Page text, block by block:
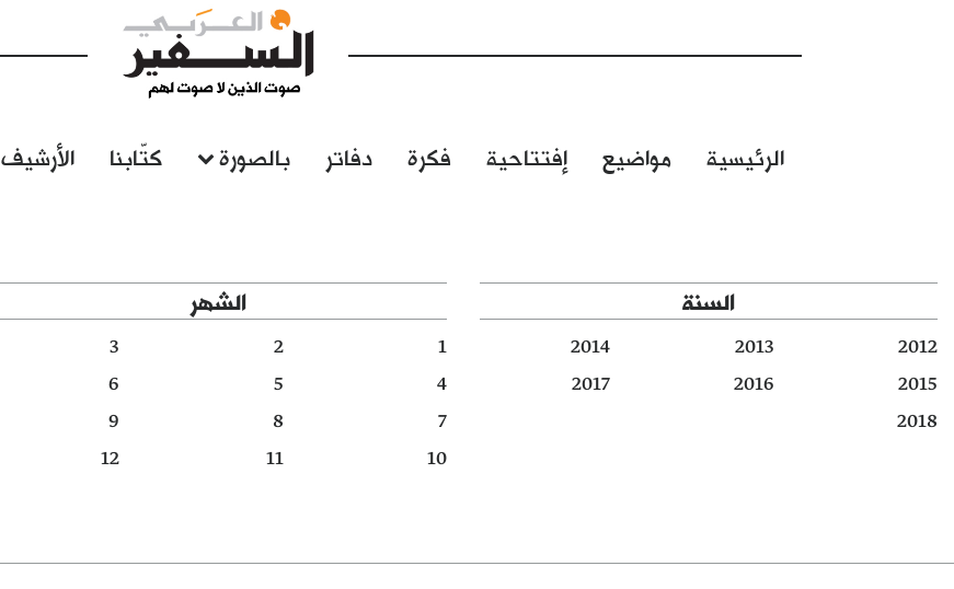
الرئيسية مواضيع إفتتاحية فكرة دفاتر بالصورة كتّابنا الأرشيف
السنة
2012
2013
2014
2015
2016
2017
2018
الشهر
1
2
3
4
5
6
7
8
9
10
11
12